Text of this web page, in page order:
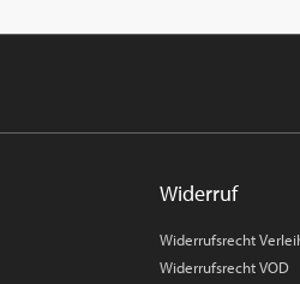
Widerruf
Widerrufsrecht
Widerrufsrecht VOD